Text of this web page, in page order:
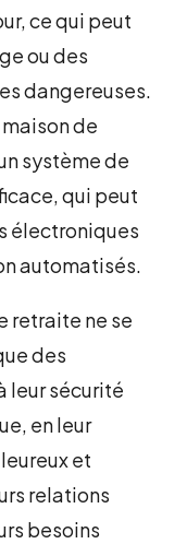
ce qui peut
ou des
dangereuses.
de
système de
qui peut
électroniques
automatisés.
retraite ne se
des
leur sécurité
en leur
et
relations
besoins